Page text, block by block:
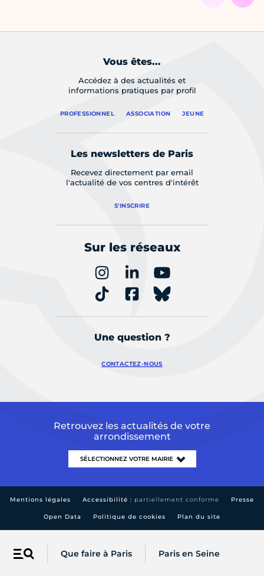
Menu Que faire à Paris Paris en Seine
Vous êtes...
Accédez à des actualités et
informations pratiques par profil
PROFESSIONNEL ASSOCIATION JEUNE
Les newsletters de Paris
Recevez directement par email
l'actualité de vos centres d'intérêt
S'INSCRIRE
Sur les réseaux
Une question ?
CONTACTEZ-NOUS
Retrouvez les actualités de votre
arrondissement
Mentions légales Accessibilité : partiellement conforme Presse
Open Data Politique de cookies Plan du site